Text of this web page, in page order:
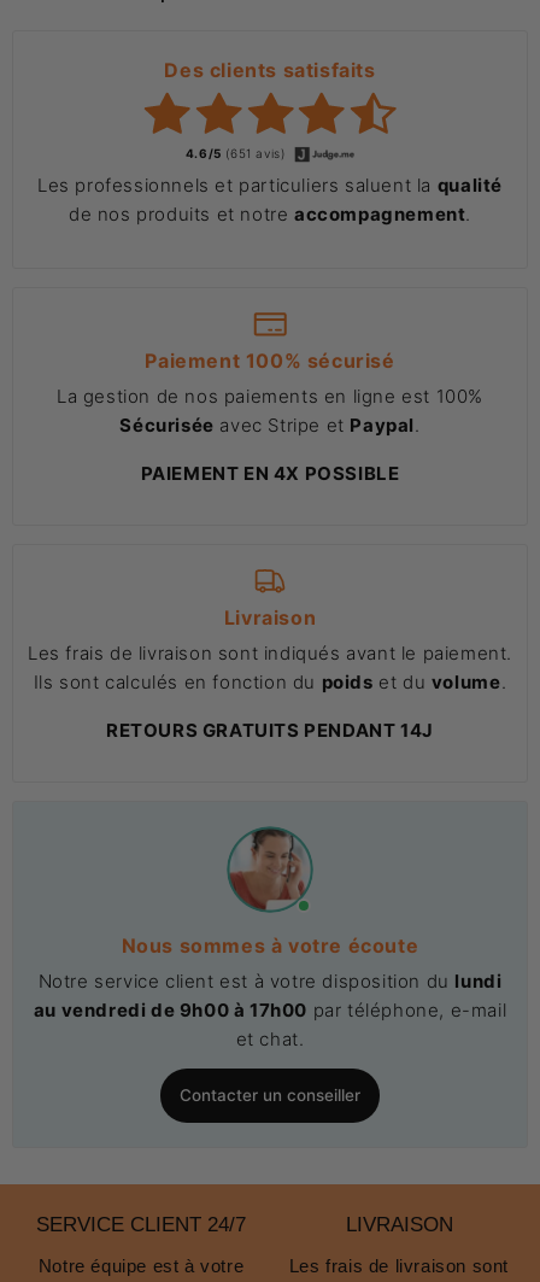
Des clients satisfaits
4.6/5 (651 avis)
Les professionnels et particuliers saluent la qualité
de nos produits et notre accompagnement.
Paiement 100% sécurisé
La gestion de nos paiements en ligne est 100%
Sécurisée avec Stripe et Paypal.
PAIEMENT EN 4X POSSIBLE
Livraison
Les frais de livraison sont indiqués avant le paiement.
Ils sont calculés en fonction du poids et du volume.
RETOURS GRATUITS PENDANT 14J
Nous sommes à votre écoute
Notre service client est à votre disposition du lundi
au vendredi de 9h00 à 17h00 par téléphone, e-mail
et chat.
Contacter un conseiller
SERVICE CLIENT 24/7
Notre équipe est à votre
LIVRAISON
Les frais de livraison sont